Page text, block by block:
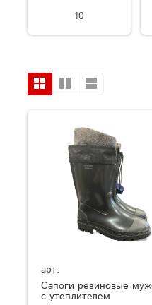
10
арт.
Сапоги резиновые
с утеплителем